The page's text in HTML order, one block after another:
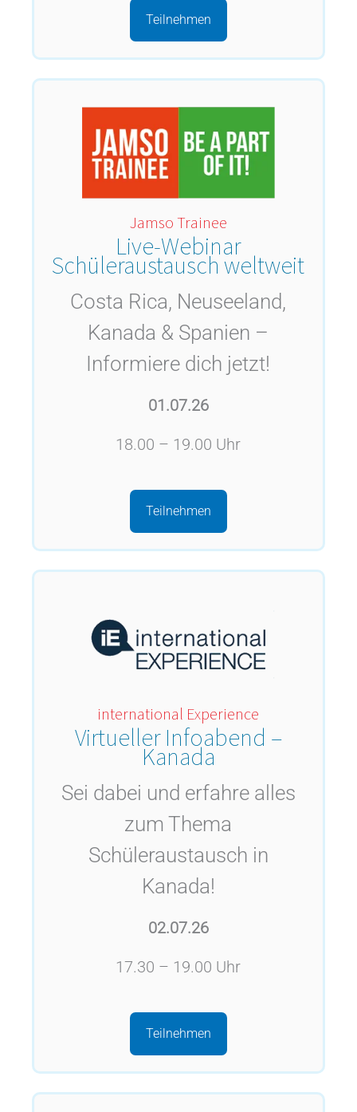
Teilnehmen
Jamso Trainee
Live-Webinar
Schüleraustausch weltweit
Costa Rica, Neuseeland,
Kanada & Spanien –
Informiere dich jetzt!
01.07.26
18.00 – 19.00 Uhr
Teilnehmen
international Experience
Virtueller Infoabend –
Kanada
Sei dabei und erfahre alles
zum Thema
Schüleraustausch in
Kanada!
02.07.26
17.30 – 19.00 Uhr
Teilnehmen